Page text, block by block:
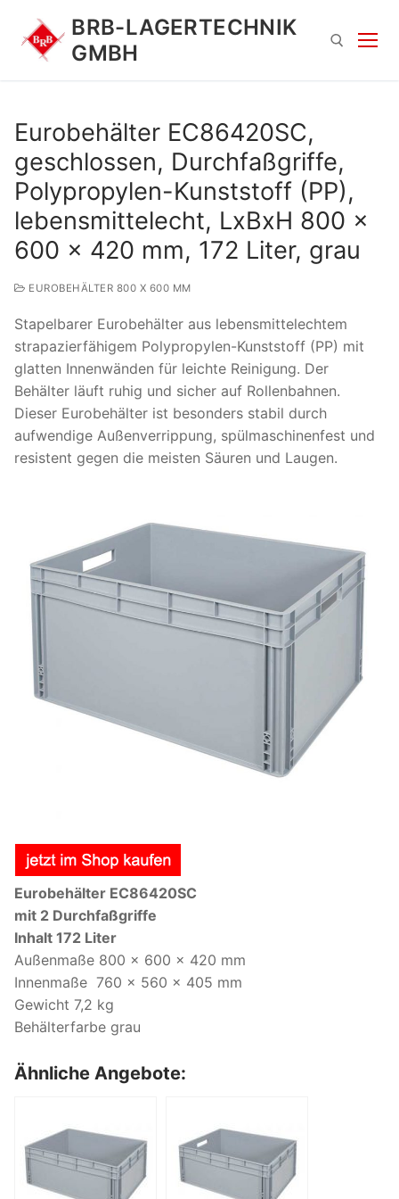
Inhalt
springen
BRB-LAGERTECHNIK
GMBH
Suchen
Eurobehälter EC86420SC,
geschlossen, Durchfaßgriffe,
Polypropylen-Kunststoff (PP),
lebensmittelecht, LxBxH 800 x
600 x 420 mm, 172 Liter, grau
EUROBEHÄLTER 800 X 600 MM
Stapelbarer Eurobehälter aus lebensmittelechtem
strapazierfähigem Polypropylen-Kunststoff (PP) mit
glatten Innenwänden für leichte Reinigung. Der
Behälter läuft ruhig und sicher auf Rollenbahnen.
Dieser Eurobehälter ist besonders stabil durch
aufwendige Außenverrippung, spülmaschinenfest und
resistent gegen die meisten Säuren und Laugen.
Eurobehälter EC86420SC
mit 2 Durchfaßgriffe
Inhalt 172 Liter
Außenmaße 800 x 600 x 420 mm
Innenmaße 760 x 560 x 405 mm
Gewicht 7,2 kg
Behälterfarbe grau
Ähnliche Angebote: